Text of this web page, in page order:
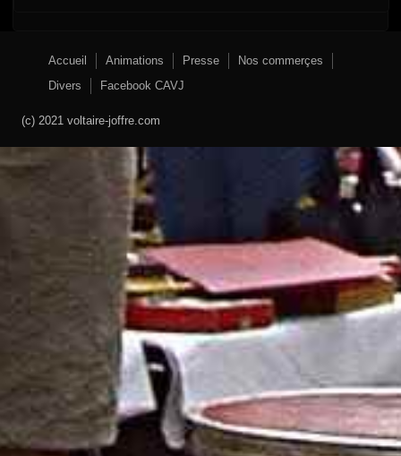
Accueil Animations Presse
Nos commerçes
Divers
Facebook CAVJ
(c) 2021 voltaire-joffre.com